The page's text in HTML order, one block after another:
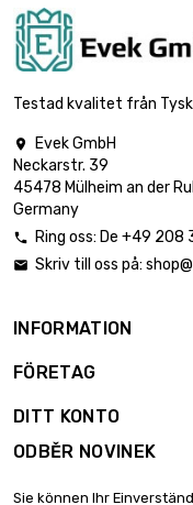
Testad kvalitet från

Evek GmbH
Neckarstr. 39
45478 Mülheim an der
Germany
 Ring oss: De +49 208
 Skriv till oss på:
INFORMATION
FÖRETAG
DITT KONTO
ODBĚR NOVINEK
Sie können Ihr